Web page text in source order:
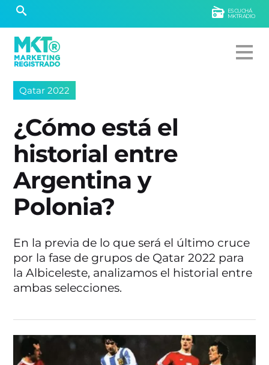
ESCUCHÁ
MKTRADIO
Qatar 2022
¿Cómo está el
historial entre
Argentina y
Polonia?
En la previa de lo que será el último cruce
por la fase de grupos de Qatar 2022 para
la Albiceleste, analizamos el historial entre
ambas selecciones.